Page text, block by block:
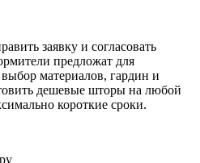
заявку и согласовать
предложат для
материалов, гардин и
дешевые шторы на любой
короткие сроки.